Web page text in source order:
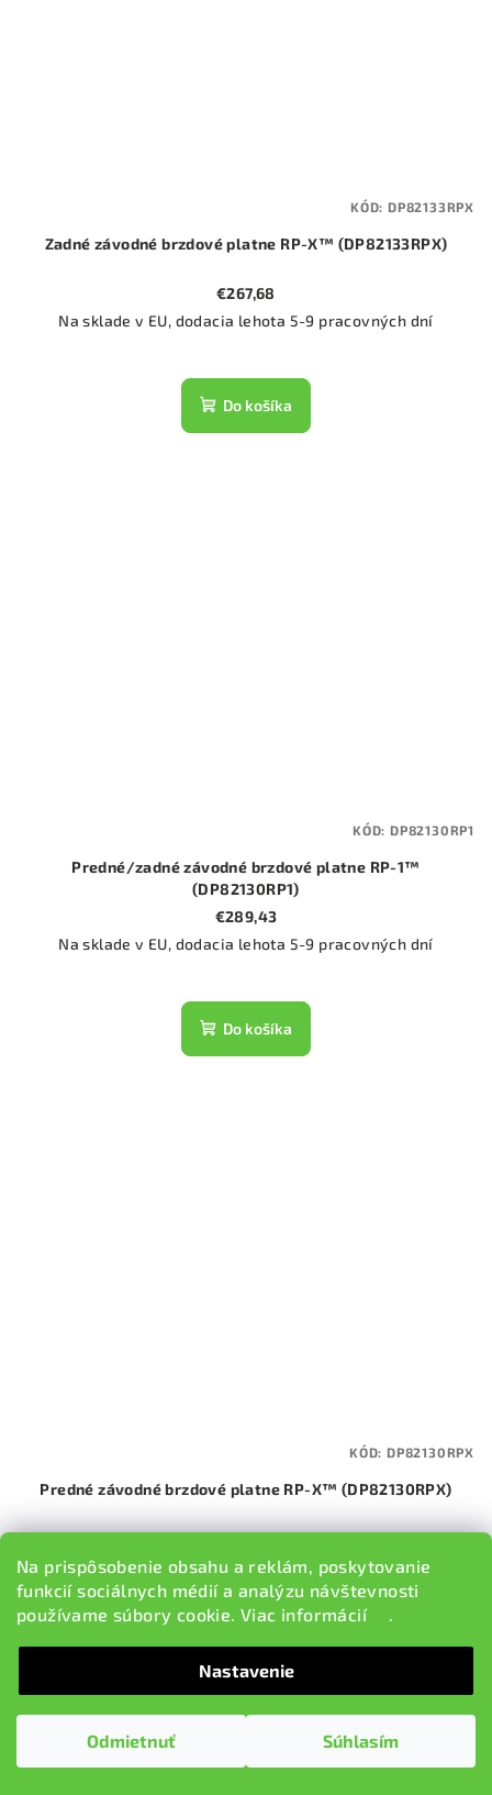
Na prispôsobenie obsahu a reklám, poskytovanie
funkcií sociálnych médií a analýzu návštevnosti
používame súbory cookie. Viac informácií
.
Nastavenie
Odmietnuť Súhlasím
Zadné závodné brzdové platne RP-X™ (DP82133RPX)
€267,68
Na sklade v EU, dodacia lehota 5-9 pracovných dní
Do košíka
KÓD: DP82133RPX
Predné/zadné závodné brzdové platne RP-1™
(DP82130RP1)
€289,43
Na sklade v EU, dodacia lehota 5-9 pracovných dní
Do košíka
KÓD: DP82130RP1
Predné závodné brzdové platne RP-X™ (DP82130RPX)
€297,79
Na sklade v EU, dodacia lehota 5-9 pracovných dní
Do košíka
KÓD: DP82130RPX